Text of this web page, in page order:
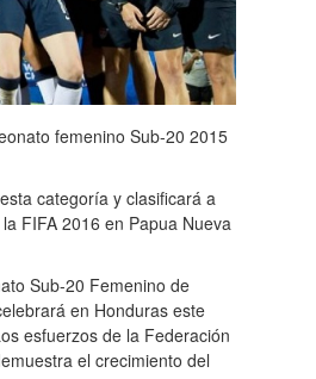
femenino Sub-20 2015
categoría y clasificará a
FIFA 2016 en Papua Nueva
Sub-20 Femenino de
en Honduras este
esfuerzos de la Federación
el crecimiento del